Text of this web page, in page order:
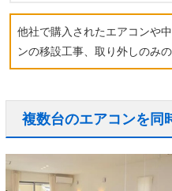
他社で購入されたエアコンや
ンの移設工事、取り外しのみ
複数台のエアコンを同